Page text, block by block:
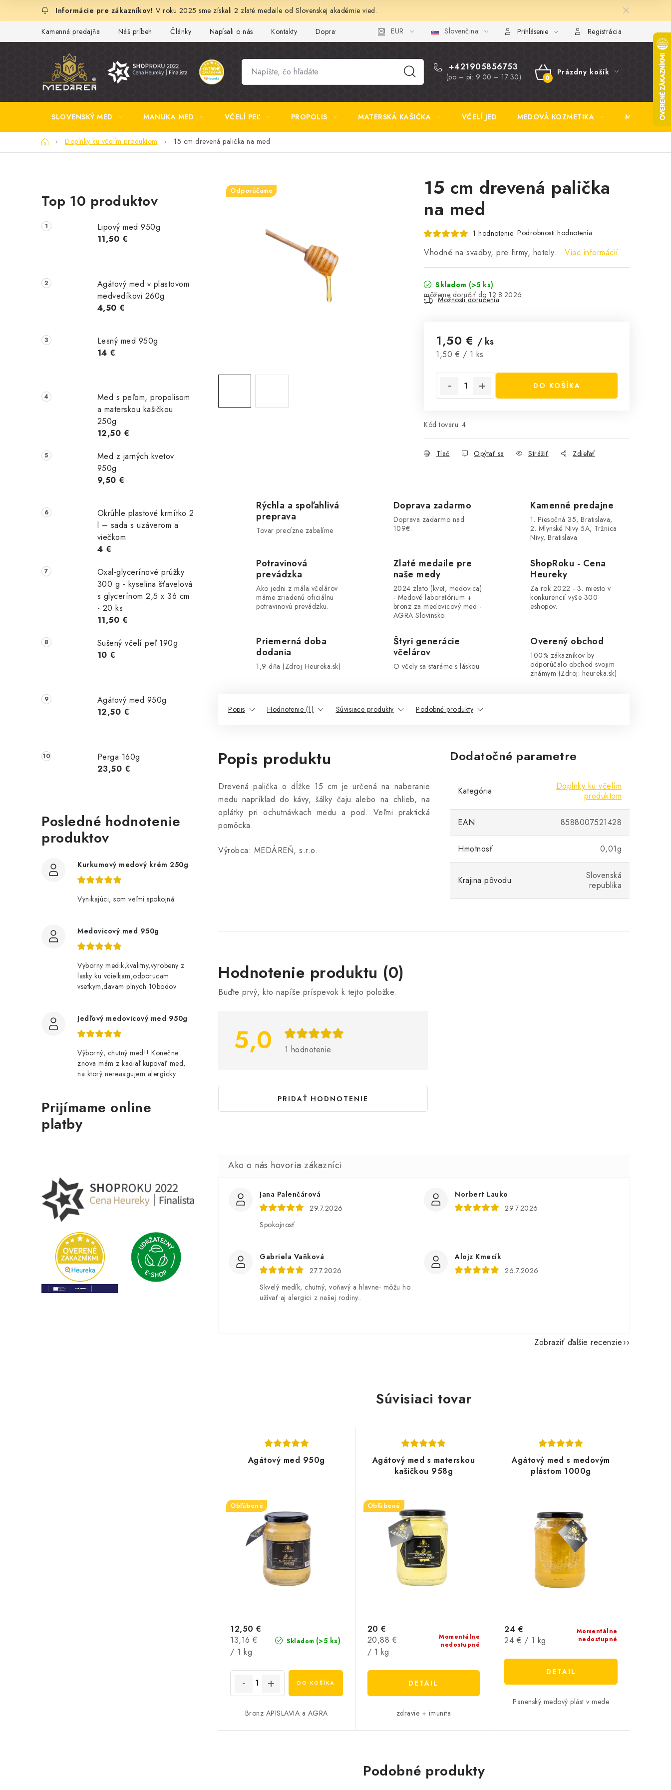
V roku 2025 sme získali 2 zlaté medaile od Slovenskej akadémie vied.
Kamenná predajňa Náš príbeh Články Napísali o nás Kontakty Doprava a platba Najčastejšie otázky FAQ Fotogaléria Obchodné podmienky Ochrana
EUR Slovenčina Prihlásenie Registrácia
+421905856753
(po – pi: 9:00 – 17:30)
NÁKUPNÝ
KOŠÍK
Prázdny košík
SLOVENSKÝ MED MANUKA MED VČELÍ PEĽ PROPOLIS MATERSKÁ KAŠIČKA VČELÍ JED MEDOVÁ KOZMETIKA MEDOVINA
DomovDoplnky ku včelím produktom 15 cm drevená palička na med
o
č
p
e
Top 10 produktov
Lipový med 950g
11,50 €
Agátový med v plastovom
medvedíkovi 260g
4,50 €
Lesný med 950g
14 €
Med s peľom, propolisom
a materskou kašičkou
250g
12,50 €
Med z jarných kvetov
950g
9,50 €
Okrúhle plastové krmítko 2
l – sada s uzáverom a
viečkom
4 €
Oxal-glycerínové prúžky
300 g - kyselina šťavelová
s glycerínom 2,5 x 36 cm
- 20 ks
11,50 €
Sušený včelí peľ 190g
10 €
Agátový med 950g
12,50 €
Perga 160g
23,50 €
Posledné hodnotenie
produktov
Kurkumový medový krém 250g
Vynikajúci, som veľmi spokojná
Medovicový med 950g
Vyborny medik,kvalitny,vyrobeny z
lasky ku vcielkam,odporucam
vsetkym,davam plnych 10bodov
Jedľový medovicový med 950g
Výborný, chutný med!! Konečne
znova mám z kadiaľ kupovať med,
na ktorý nereaagujem alergicky...
Prijímame online
platby
15 cm drevená palička
na med
1 hodnotenie Podrobnosti hodnotenia
Vhodné na svadby, pre firmy, hotely... Viac informácií
Skladom (>5 ks)
12.8.2026
Možnosti doručenia
1,50 € / ks
Jednotková cena:
1,50 € / 1 ks
DO KOŠÍKA
Kód tovaru: 4
Tlač Opýtať sa Strážiť Zdieľať
Odporúčame
Rýchla a spoľahlivá
preprava
Tovar precízne zabalíme
Doprava zadarmo
Doprava zadarmo nad
109€.
Kamenné predajne
1. Piesočná 35, Bratislava,
2. Mlynské Nivy 5A, Tržnica
Nivy, Bratislava
Potravinová
prevádzka
Ako jedni z mála včelárov
máme zriadenú oficiálnu
potravinovú prevádzku.
Zlaté medaile pre
naše medy
2024 zlato (kvet, medovica)
- Medové laboratórium +
bronz za medovicový med -
AGRA Slovinsko
ShopRoku - Cena
Heureky
Za rok 2022 - 3. miesto v
konkurencií vyše 300
eshopov.
Priemerná doba
dodania
1,9 dňa (Zdroj Heureka.sk)
Štyri generácie
včelárov
O včely sa staráme s láskou
Overený obchod
100% zákazníkov by
odporúčalo obchod svojim
známym (Zdroj: heureka.sk)
Popis Hodnotenie (1) Súvisiace produkty Podobné produkty
Popis produktu
Drevená palička o dĺžke 15 cm je určená na naberanie
medu napríklad do kávy, šálky čaju alebo na chlieb, na
oplátky pri ochutnávkach medu a pod. Veľmi praktická
pomôcka.
Výrobca: MEDÁREŇ, s.r.o.
Dodatočné parametre
Kategória
Doplnky ku včelím
produktom
EAN 8588007521428
Hmotnosť 0,01g
Krajina pôvodu
Slovenská
republika
Hodnotenie produktu (0)
Buďte prvý, kto napíše príspevok k tejto položke.
5,0 1 hodnotenie
PRIDAŤ HODNOTENIE
V
ý
d
Jana Palenčárová
29.7.2026
Spokojnosť
Norbert Lauko
29.7.2026
Gabriela Vaňková
27.7.2026
Skvelý medík, chutný, voňavý a hlavne- môžu ho
užívať aj alergici z našej rodiny..
Alojz Kmecík
26.7.2026
Zobraziť ďalšie recenzie
Súvisiaci tovar
Agátový med 950g
Obľúbené
Skladom (>5 ks)
12,50 €
Jednotková
cena:
13,16 €
/ 1 kg
DO KOŠÍKA
Bronz APISLAVIA a AGRA
Agátový med s materskou
kašičkou 958g
Obľúbené
Momentálne
nedostupné
20 €
Jednotková
cena:
20,88 €
/ 1 kg
DETAIL
zdravie + imunita
Agátový med s medovým
plástom 1000g
Momentálne
nedostupné
24 €
Jednotková
24 € / 1 kg
DETAIL
Panenský medový plást v mede
Podobné produkty